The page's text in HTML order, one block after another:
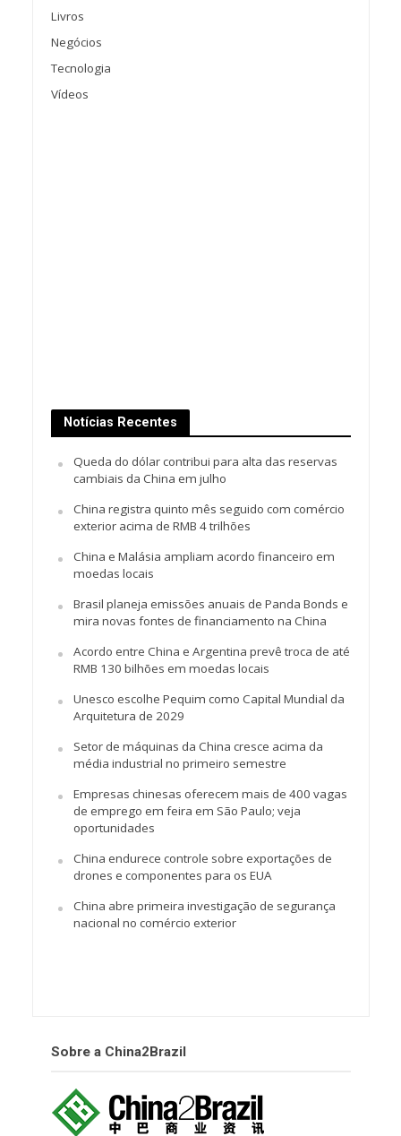
Livros
Negócios
Tecnologia
Vídeos
Notícias Recentes
Queda do dólar contribui para alta das reservas
cambiais da China em julho
China registra quinto mês seguido com comércio
exterior acima de RMB 4 trilhões
China e Malásia ampliam acordo financeiro em
moedas locais
Brasil planeja emissões anuais de Panda Bonds e
mira novas fontes de financiamento na China
Acordo entre China e Argentina prevê troca de até
RMB 130 bilhões em moedas locais
Unesco escolhe Pequim como Capital Mundial da
Arquitetura de 2029
Setor de máquinas da China cresce acima da
média industrial no primeiro semestre
Empresas chinesas oferecem mais de 400 vagas
de emprego em feira em São Paulo; veja
oportunidades
China endurece controle sobre exportações de
drones e componentes para os EUA
China abre primeira investigação de segurança
nacional no comércio exterior
Sobre a China2Brazil